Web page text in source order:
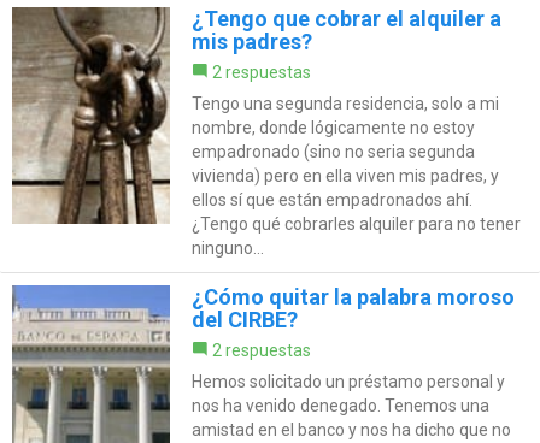
¿Tengo que cobrar el alquiler a
mis padres?
2 respuestas
Tengo una segunda residencia, solo a mi
nombre, donde lógicamente no estoy
empadronado (sino no seria segunda
vivienda) pero en ella viven mis padres, y
ellos sí que están empadronados ahí.
¿Tengo qué cobrarles alquiler para no tener
ninguno...
¿Cómo quitar la palabra moroso
del CIRBE?
2 respuestas
Hemos solicitado un préstamo personal y
nos ha venido denegado. Tenemos una
amistad en el banco y nos ha dicho que no